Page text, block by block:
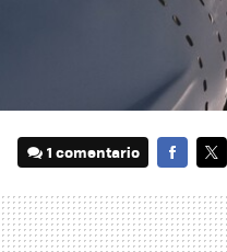
1 comentario